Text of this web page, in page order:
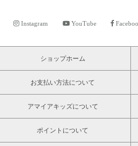
Instagram YouTube
ショップホーム
お支払い方法について
アマイアキッズについて
ポイントについて